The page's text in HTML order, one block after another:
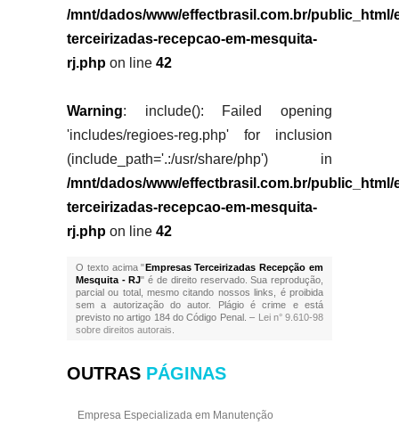
/mnt/dados/www/effectbrasil.com.br/public_html/
terceirizadas-recepcao-em-mesquita-
rj.phpon line 42
Warning: include(): Failed opening
'includes/regioes-reg.php' for inclusion
(include_path='.:/usr/share/php') in
/mnt/dados/www/effectbrasil.com.br/public_html/
terceirizadas-recepcao-em-mesquita-
rj.phpon line 42
O texto acima "Empresas Terceirizadas Recepção em
Mesquita - RJ" é de direito reservado. Sua reprodução,
parcial ou total, mesmo citando nossos links, é proibida
sem a autorização do autor. Plágio é crime e está
previsto no artigo 184 do Código Penal. – Lei n° 9.610-98
sobre direitos autorais
OUTRAS PÁGINAS
Empresa Especializada em Manutenção